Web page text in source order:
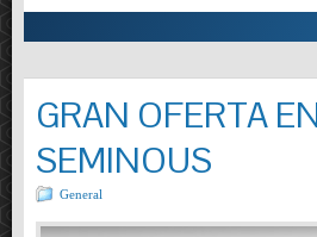
GRAN OFERTA
SEMINOUS
General